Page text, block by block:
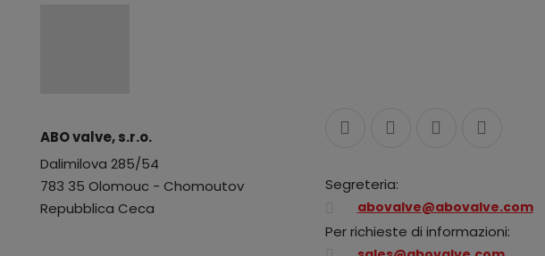
ABO valve, s.r.o.
Dalimilova 285/54
783 35 Olomouc - Chomoutov
Repubblica Ceca
Segreteria:
abovalve@abovalve.com
Per richieste di informazioni: